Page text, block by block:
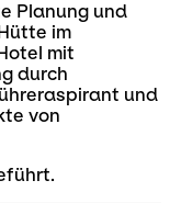
Planung und
im
mit
durch
und
von